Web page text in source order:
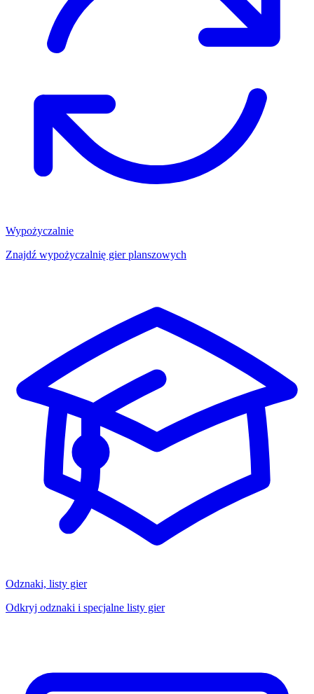
Wypożyczalnie
Znajdź wypożyczalnię gier planszowych
Odznaki, listy gier
Odkryj odznaki i specjalne listy gier